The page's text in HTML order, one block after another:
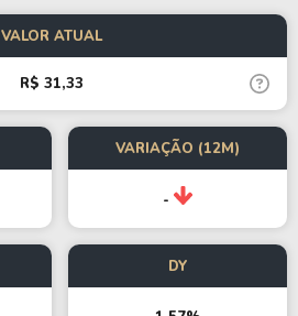
VALOR ATUAL
R$ 31,33
VARIAÇÃO (12M)
-
DY